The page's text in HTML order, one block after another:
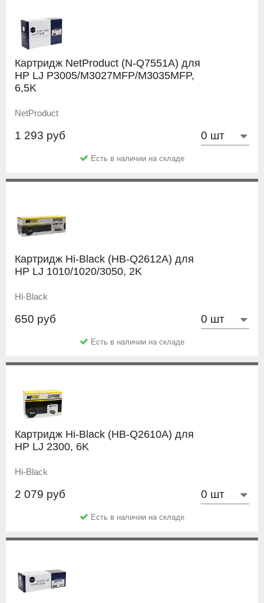
Картридж NetProduct (N-Q7551A) для
HP LJ P3005/M3027MFP/M3035MFP,
6,5K
NetProduct
1 293 руб
Есть в наличии на складе
Картридж Hi-Black (HB-Q2612A) для
HP LJ 1010/1020/3050, 2K
Hi-Black
650 руб
Есть в наличии на складе
Картридж Hi-Black (HB-Q2610A) для
HP LJ 2300, 6K
Hi-Black
2 079 руб
Есть в наличии на складе